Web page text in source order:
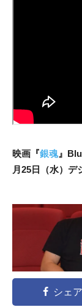
映画『銀魂』
月25日（水）デ
シェ